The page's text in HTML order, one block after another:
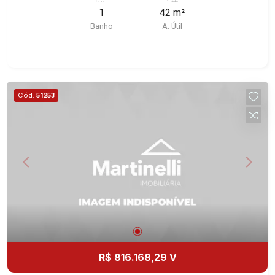
feminino - Copa Martinelli Imobiliária - excelência
casas e terrenos residenciais e comerciais nos
bairros mais desejados da Zona Sul,
bairros de maior prestígio da região, como: Alto
da Boa Vista, Jardim Botânico, Jardim Olhos
D`Água, Vila do Golfe, City Ribeirão, Jardim
Aliança, Boulevard, Higienópolis, Sumaré, Jardim
Jardim Califórnia, Quinta da Primavera, Bonfim
Paulista, Vila Seixas, Jardim Paulista, Jardim
Paulistano, Lagoinha, Ribeirânia, Nova Ribeirânia,
1
Banho
42 m²
A. Útil
Cód. 51253
R$ 816.168,29 V